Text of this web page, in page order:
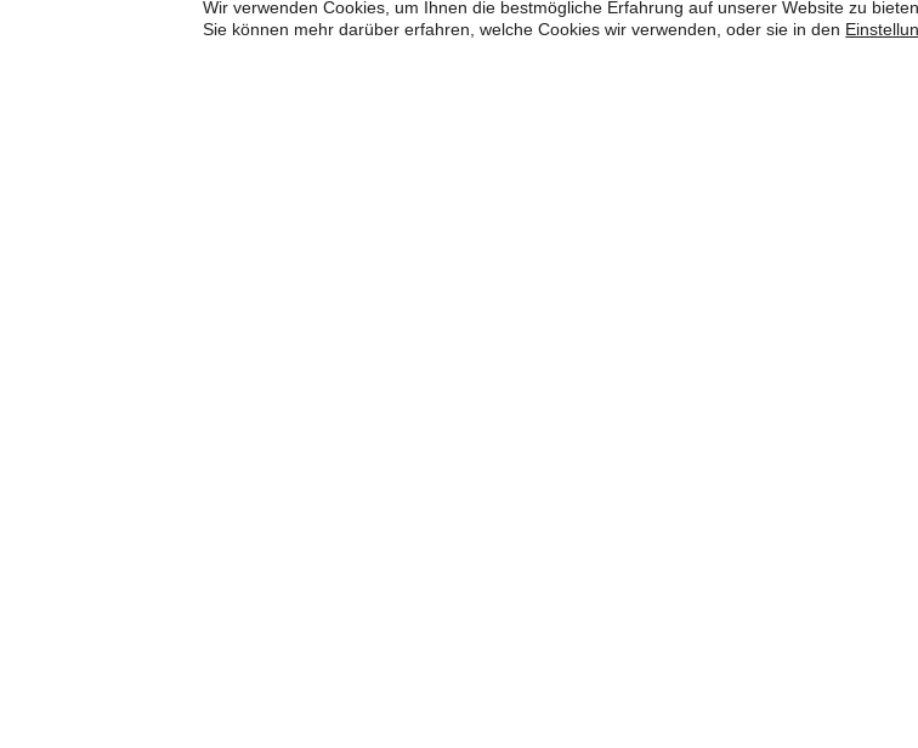
Zusammenarbeit. Für die
großem Engagement.
Wir verwenden Cookies, um Ihnen die bestmögliche Erfahrung auf unserer Website zu bieten.
Sie können mehr darüber erfahren, welche Cookies wir verwenden, oder sie in den